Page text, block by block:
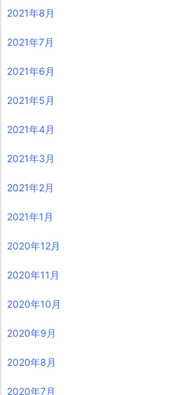
2021年8月
2021年7月
2021年6月
2021年5月
2021年4月
2021年3月
2021年2月
2021年1月
2020年12月
2020年11月
2020年10月
2020年9月
2020年8月
2020年7月